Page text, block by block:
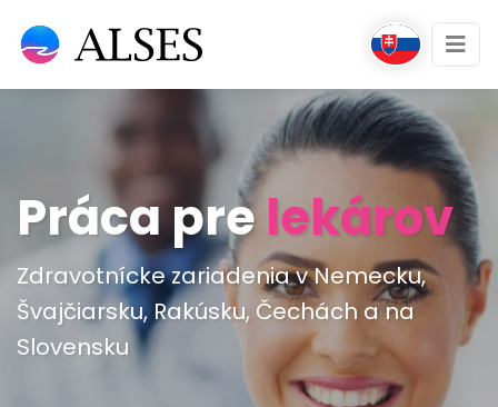
Práca pre lekárov
Zdravotnícke zariadenia v Nemecku,
Švajčiarsku, Rakúsku, Čechách a na
Slovensku